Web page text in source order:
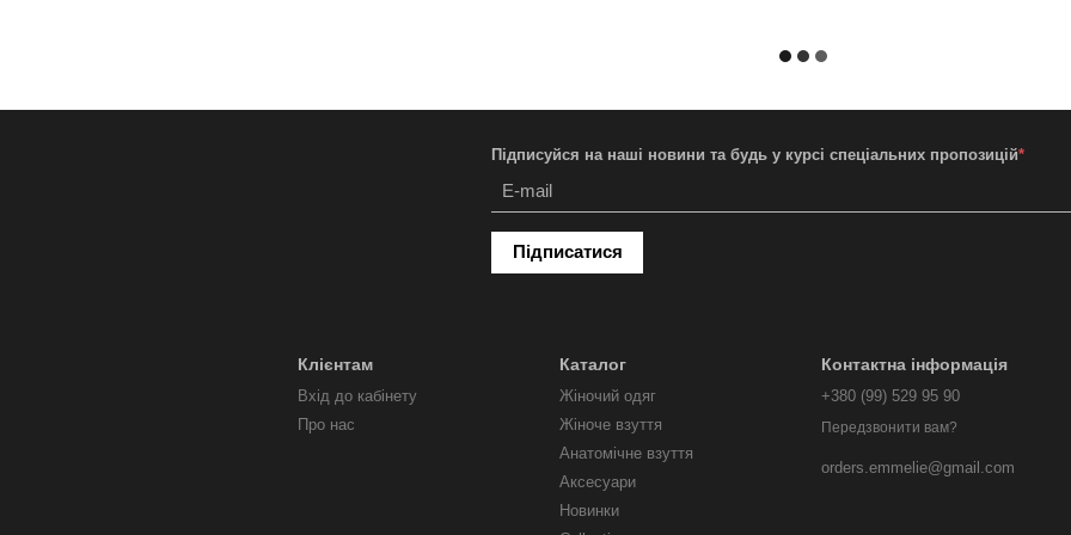
Підписуйся на наші новини та будь у курсі спеціальних пропозицій*
Підписатися
Клієнтам
Вхід до кабінету
Про нас
Каталог
Жіночий одяг
Жіноче взуття
Анатомічне взуття
Аксесуари
Новинки
Контактна інформація
+380 (99) 529 95 90
Передзвонити вам?
orders.emmelie@gmail.com